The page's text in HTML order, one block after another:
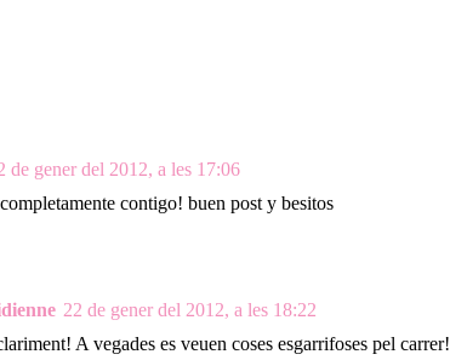
de gener del 2012, a les 17:06
contigo! buen post y besitos
22 de gener del 2012, a les 18:22
A vegades es veuen coses esgarrifoses pel carrer!